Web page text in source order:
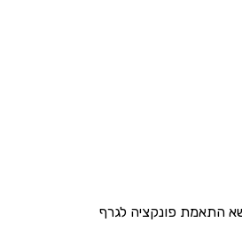
התאמת פונקציה לגרף